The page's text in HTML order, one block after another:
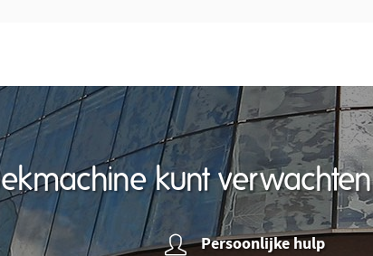
kunt verwachten
Persoonlijke hulp